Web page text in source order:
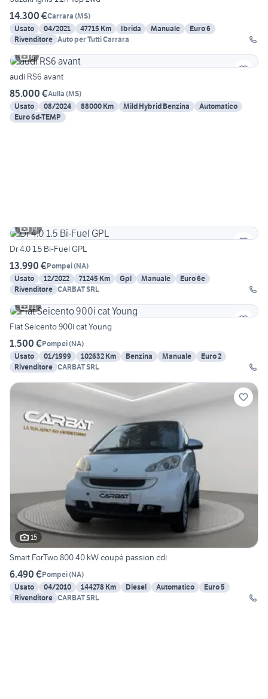
14.300 €Carrara (MS)
Usato
04/2021 47715 Km Ibrida Manuale
Euro 6
Rivenditore Auto per Tutti Carrara
6
audi RS6 avant
85.000 €Aulla (MS)
Usato
08/2024 88000 Km Mild Hybrid Benzina
Automatico
Euro 6d-TEMP
19
Dr 4.0 1.5 Bi-Fuel GPL
13.990 €Pompei(NA)
Usato
12/2022 71245 Km Gpl Manuale
Euro 6e
Rivenditore CARBAT SRL
11
Fiat Seicento 900i cat Young
1.500 €Pompei(NA)
Usato
01/1999 102632 Km Benzina Manuale
Euro 2
Rivenditore CARBAT SRL
15
Smart ForTwo 800 40 kW coupé passion cdi
6.490 €Pompei(NA)
Usato
04/2010 144278 Km Diesel Automatico
Euro 5
Rivenditore CARBAT SRL